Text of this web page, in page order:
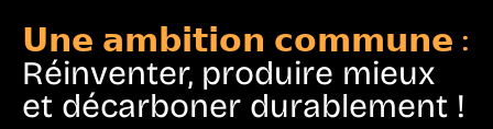
𝗨𝗻𝗲 𝗮𝗺𝗯𝗶𝘁𝗶𝗼𝗻 𝗰𝗼𝗺𝗺𝘂𝗻𝗲 :
Réinventer, produire mieux
et décarboner durablement !